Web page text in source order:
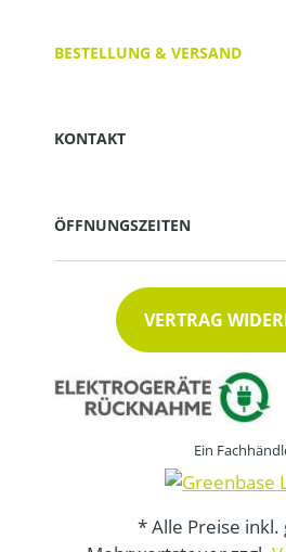
BESTELLUNG & VERSAND
KONTAKT
ÖFFNUNGSZEITEN
VERTRAG
Ein
* Alle Preise inkl.